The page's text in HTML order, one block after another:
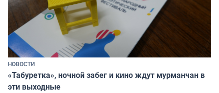
НОВОСТИ
«Табуретка», ночной забег и кино ждут мурманчан в
эти выходные